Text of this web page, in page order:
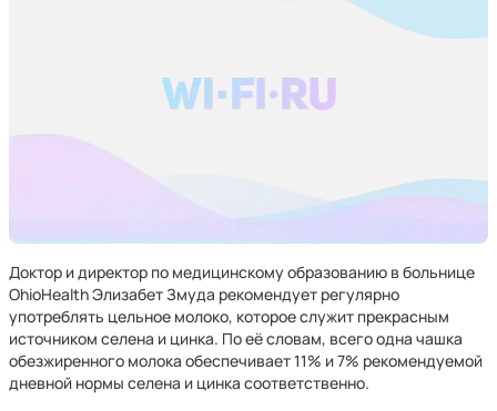
Доктор и директор по медицинскому образованию в больнице
OhioHealth Элизабет Змуда рекомендует регулярно
употреблять цельное молоко, которое служит прекрасным
источником селена и цинка. По её словам, всего одна чашка
обезжиренного молока обеспечивает 11% и 7% рекомендуемой
дневной нормы селена и цинка соответственно.